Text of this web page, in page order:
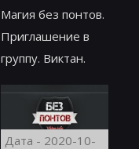
Магия без понтов.
Приглашение в
группу. Виктан.
Дата - 2020-10-